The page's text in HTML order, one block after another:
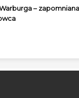
–